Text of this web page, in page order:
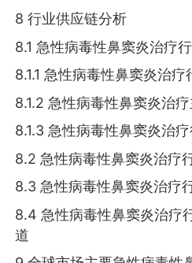
8 行业供应链分析
8.1 急性病毒性鼻窦炎治疗
8.1.1 急性病毒性鼻窦炎治
8.1.2 急性病毒性鼻窦炎治
8.1.3 急性病毒性鼻窦炎治
8.2 急性病毒性鼻窦炎治疗
8.3 急性病毒性鼻窦炎治疗
8.4 急性病毒性鼻窦炎治疗
道